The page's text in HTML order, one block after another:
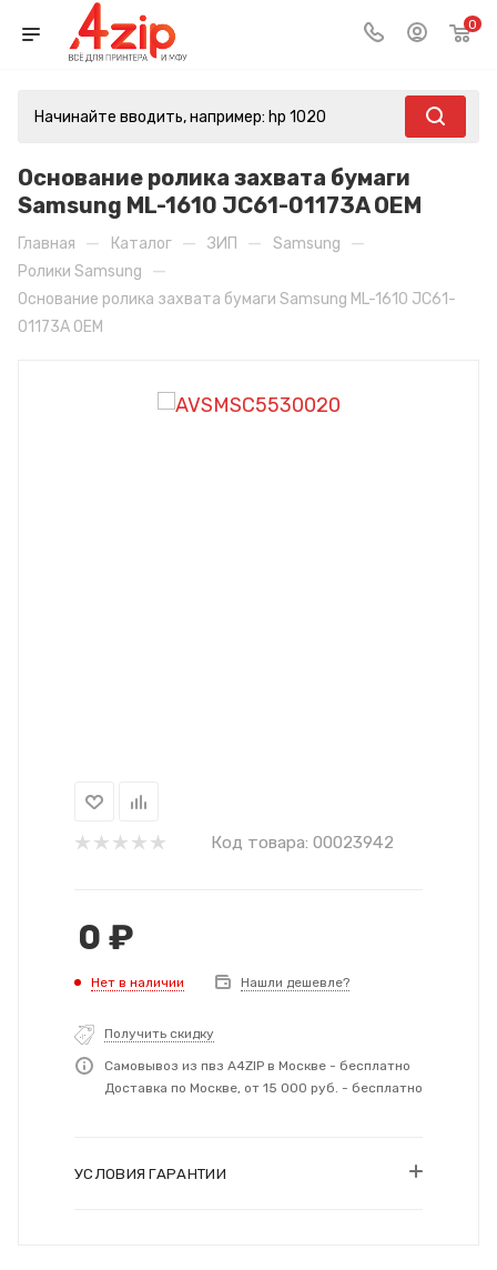
0
Основание ролика захвата бумаги
Samsung ML-1610 JC61-01173A OEM
Главная — Каталог — ЗИП — Samsung —
Ролики Samsung —
Основание ролика захвата бумаги Samsung ML-1610 JC61-
01173A OEM
Код товара: 00023942
0 ₽
Нет в наличии Нашли дешевле?
Получить скидку
Самовывоз из пвз A4ZIP в Москве - бесплатно
Доставка по Москве, от 15 000 руб. - бесплатно
УСЛОВИЯ ГАРАНТИИ